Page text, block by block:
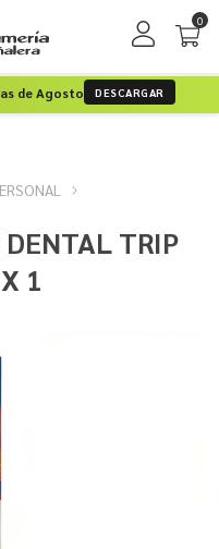
0
de Agosto DESCARGAR
DENTAL TRIP
1